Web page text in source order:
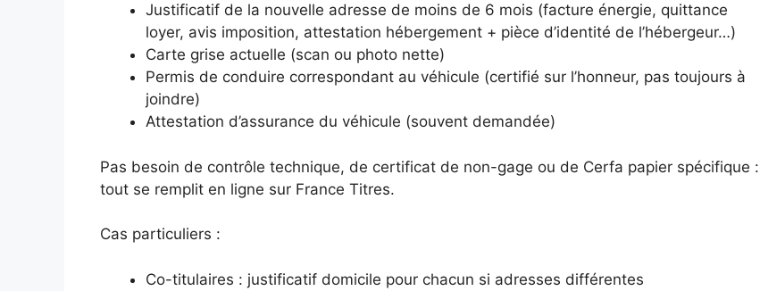
Justificatif de la nouvelle adresse de moins de 6 mois (facture énergie, quittance
loyer, avis imposition, attestation hébergement + pièce d’identité de l’hébergeur…)
Carte grise actuelle (scan ou photo nette)
Permis de conduire correspondant au véhicule (certifié sur l’honneur, pas toujours à
joindre)
Attestation d’assurance du véhicule (souvent demandée)
Pas besoin de contrôle technique, de certificat de non-gage ou de Cerfa papier spécifique :
tout se remplit en ligne sur France Titres.
Cas particuliers :
Co-titulaires : justificatif domicile pour chacun si adresses différentes